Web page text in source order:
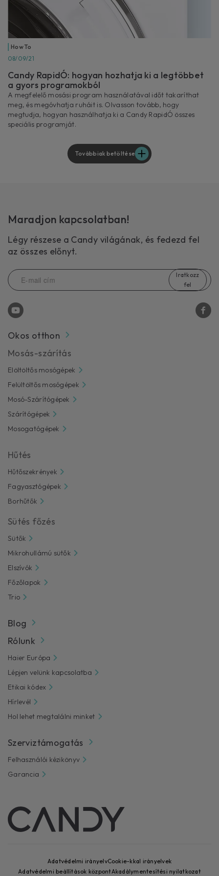
How To
08/09/21
Candy RapidÓ: hogyan hozhatja ki a legtöbbet
a gyors programokból
A megfelelő mosási program használatával időt takaríthat
meg, és megóvhatja ruháit is. Olvasson tovább, hogy
megtudja, hogyan használhatja ki a Candy RapidÓ összes
speciális programját.
Továbbiak betöltése
Maradjon kapcsolatban!
Légy részese a Candy világának, és fedezd fel
az összes előnyt.
Iratkozz
fel
Okos otthon
Mosás-szárítás
Elöltöltős mosógépek
Felültöltős mosógépek
Mosó-Szárítógépek
Szárítógépek
Mosogatógépek
Hűtés
Hűtőszekrények
Fagyasztógépek
Borhűtők
Sütés főzés
Sütők
Mikrohullámú sütők
Elszívók
Főzőlapok
Trio
Blog
Rólunk
Haier Európa
Lépjen velünk kapcsolatba
Etikai kódex
Hírlevél
Hol lehet megtalálni minket
Szerviztámogatás
Felhasználói kézikönyv
Garancia
Adatvédelmi irányelvCookie-kkal irányelvek
Adatvédelmi beállítások központAkadálymentesítési nyilatkozat